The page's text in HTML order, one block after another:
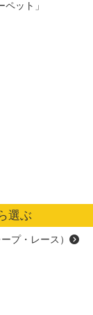
ット」
選ぶ
プ・レース）